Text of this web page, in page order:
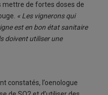
mettre de fortes doses de
« Les vignerons qui
est en bon état sanitaire
doivent utiliser une
constatés, l’oenologue